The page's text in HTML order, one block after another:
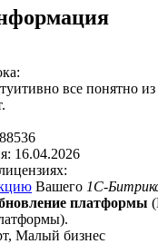
все понятно
16.04.2026
Вашего 1С-
платформы (
).
Малый бизнес